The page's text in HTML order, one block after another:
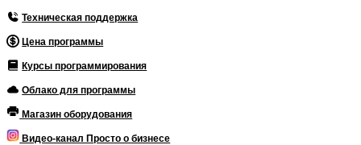
Техническая поддержка
Цена программы
Курсы программирования
Облако для программы
Магазин оборудования
Видео-канал Просто о бизнесе